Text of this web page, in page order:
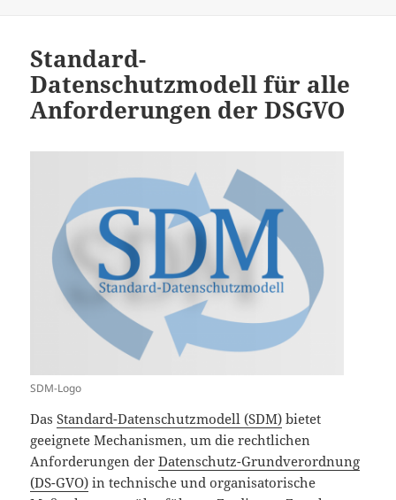
Standard-
Datenschutzmodell für alle
Anforderungen der DSGVO
SDM-Logo
DasStandard-Datenschutzmodell (SDM) bietet
geeignete Mechanismen, um die rechtlichen
Anforderungen derDatenschutz-Grundverordnung
(DS-GVO) in technische und organisatorische